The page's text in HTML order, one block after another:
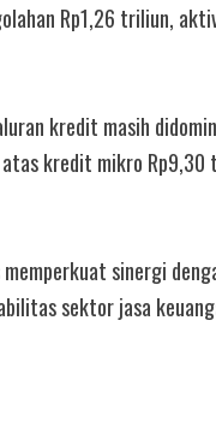
Rp1,26 triliun,
kredit masih
kredit mikro
sinergi
sektor jasa